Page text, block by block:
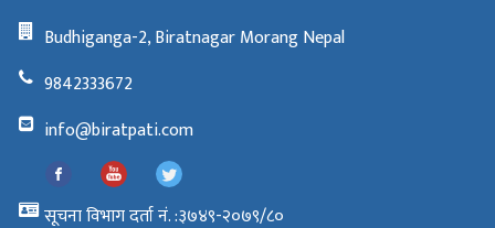
Budhiganga-2, Biratnagar Morang Nepal
9842333672
info@biratpati.com
सूचना विभाग दर्ता नं. :३७४९-२०७९/८०